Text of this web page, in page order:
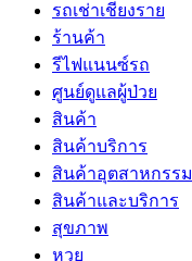
รถเช่าเชียงราย
ร้านค้า
รีไฟแนนซ์รถ
ศูนย์ดูแลผู้ป่วย
สินค้า
สินค้าบริการ
สินค้าอุตสาหกรรม
สินค้าและบริการ
สุขภาพ
หวย